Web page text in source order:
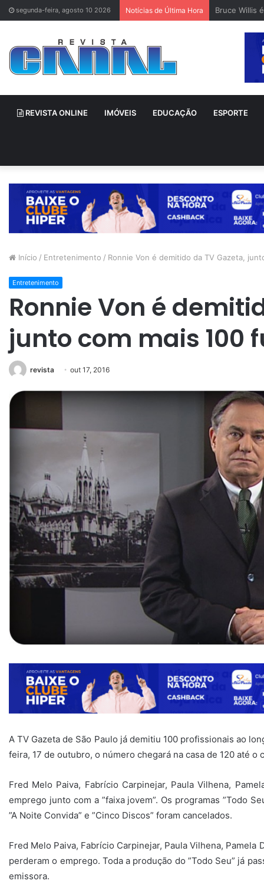
segunda-feira, agosto 10 2026 Notícias de Última Hora Bruce Willis
REVISTA ONLINE IMÓVEIS EDUCAÇÃO ESPORTE
Início / Entretenimento / Ronnie Von é demitido da TV Gazeta,
Entretenimento
Ronnie Von é
junto com mais 100
revista out 17, 2016
A TV Gazeta de São Paulo já demitiu 100 profissionais ao
feira, 17 de outubro, o número chegará na casa de 120 até o
Fred Melo Paiva, Fabrício Carpinejar, Paula Vilhena,
emprego junto com a ”faixa jovem”. Os programas ”Todo
”A Noite Convida” e ”Cinco Discos” foram cancelados.
Fred Melo Paiva, Fabrício Carpinejar, Paula Vilhena,
perderam o emprego. Toda a produção do ”Todo Seu” já
emissora.